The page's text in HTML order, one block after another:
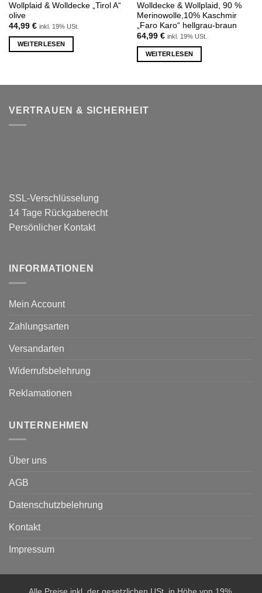
Wollplaid & Wolldecke „Tirol A“
olive
44,99 € inkl. 19% USt.
WEITERLESEN
Wolldecke & Wollplaid, 90 %
Merinowolle,10% Kaschmir
„Faro Karo“ hellgrau-braun
64,99 € inkl. 19% USt.
WEITERLESEN
VERTRAUEN & SICHERHEIT
SSL-Verschlüsselung
14 Tage Rückgaberecht
Persönlicher Kontakt
INFORMATIONEN
Mein Account
Zahlungsarten
Versandarten
Widerrufsbelehrung
Reklamationen
UNTERNEHMEN
Über uns
AGB
Datenschutzbelehrung
Kontakt
Impressum
Alle Preise inkl. der gesetzlichen USt. in Höhe von 19%.